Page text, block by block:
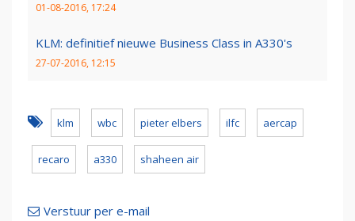
01-08-2016, 17:24
KLM: definitief nieuwe Business Class in A330's
27-07-2016, 12:15
klm wbc pieter elbers ilfc aercap
recaro a330 shaheen air
Verstuur per e-mail